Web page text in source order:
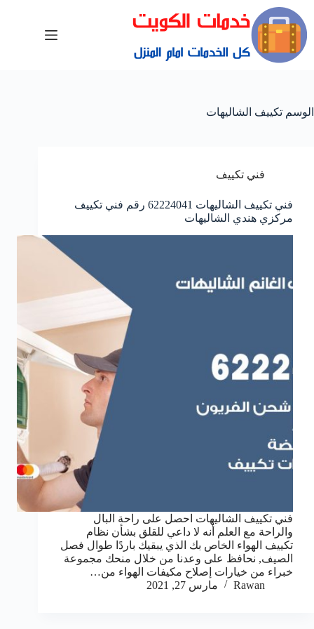
الوسم تكييف الشاليهات
فني تكييف
فني تكييف الشاليهات 62224041 رقم فني تكييف
مركزي هندي الشاليهات
فني تكييف الشاليهات احصل على راحة البال
والراحة مع العلم أنه لا داعي للقلق بشأن نظام
تكييف الهواء الخاص بك الذي يبقيك باردًا طوال فصل
الصيف, نحافظ على وعدنا من خلال منحك مجموعة
خبراء من خيارات إصلاح مكيفات الهواء من…
Rawan
مارس 27, 2021